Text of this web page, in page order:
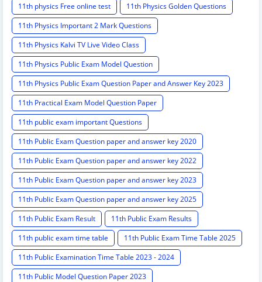
11th physics Free online test
11th Physics Golden Questions
11th Physics Important 2 Mark Questions
11th Physics Kalvi TV Live Video Class
11th Physics Public Exam Model Question
11th Physics Public Exam Question Paper and Answer Key 2023
11th Practical Exam Model Question Paper
11th public exam important Questions
11th Public Exam Question paper and answer key 2020
11th Public Exam Question paper and answer key 2022
11th Public Exam Question paper and answer key 2023
11th Public Exam Question paper and answer key 2025
11th Public Exam Result
11th Public Exam Results
11th public exam time table
11th Public Exam Time Table 2025
11th Public Examination Time Table 2023 - 2024
11th Public Model Question Paper 2023